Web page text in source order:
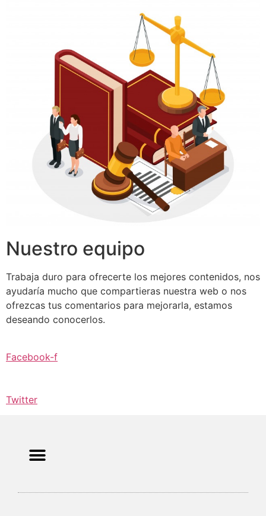
Nuestro equipo
Trabaja duro para ofrecerte los mejores contenidos, nos
ayudaría mucho que compartieras nuestra web o nos
ofrezcas tus comentarios para mejorarla, estamos
deseando conocerlos.
Facebook-f
Twitter